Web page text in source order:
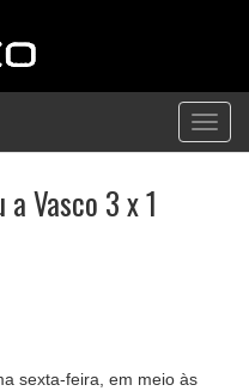
Vasco 3 x 1
sexta-feira, em meio às